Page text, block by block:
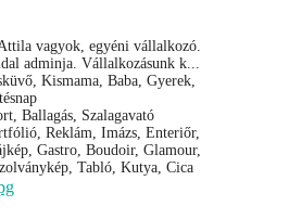
vagyok, egyéni vállalkozó.
adminja. Vállalkozásunk k...
Kismama, Baba, Gyerek,
Ballagás, Szalagavató
Reklám, Imázs, Enteriőr,
Gastro, Boudoir, Glamour,
Tabló, Kutya, Cica